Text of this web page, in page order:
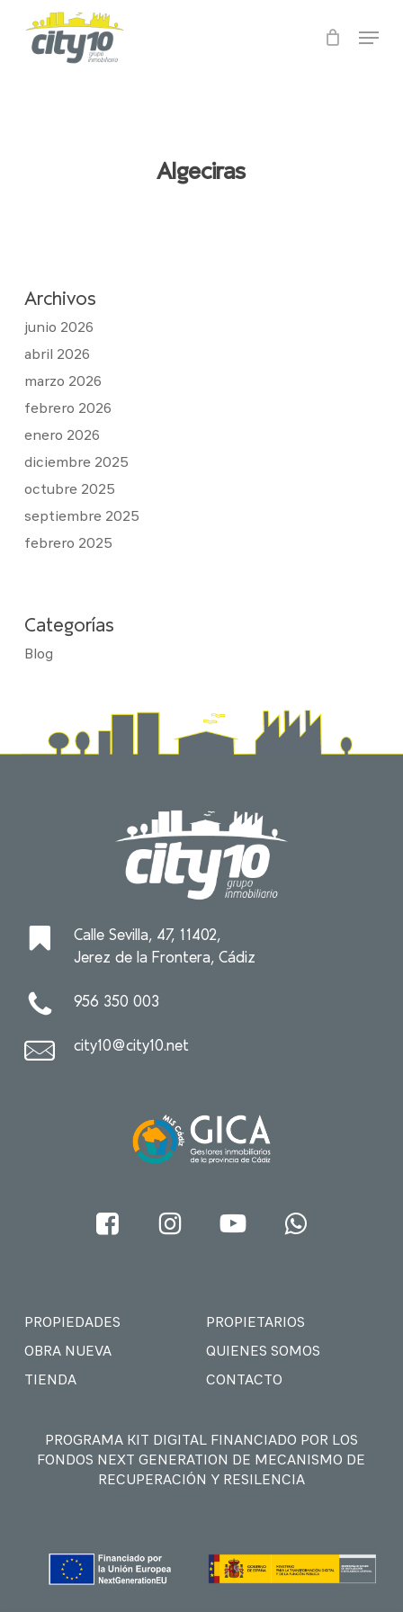
Menu
Algeciras
Archivos
junio 2026
abril 2026
marzo 2026
febrero 2026
enero 2026
diciembre 2025
octubre 2025
septiembre 2025
febrero 2025
Categorías
Blog
Calle Sevilla, 47, 11402,
Jerez de la Frontera, Cádiz
956 350 003
city10@city10.net
PROPIEDADES
PROPIETARIOS
OBRA NUEVA
QUIENES SOMOS
TIENDA
CONTACTO
PROGRAMA KIT DIGITAL FINANCIADO POR LOS
FONDOS NEXT GENERATION DE MECANISMO DE
RECUPERACIÓN Y RESILENCIA